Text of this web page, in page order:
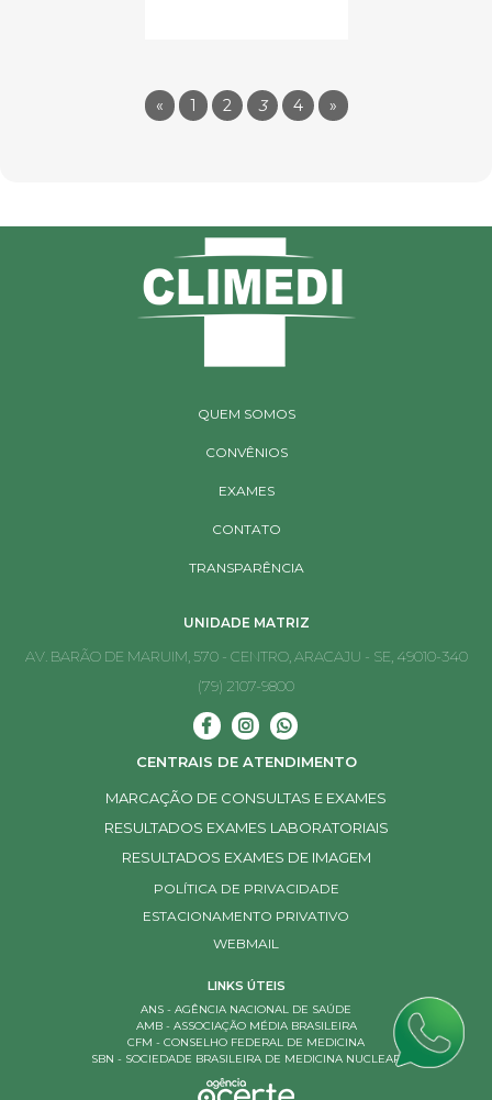
« 1 2 3 4 »
QUEM SOMOS
CONVÊNIOS
EXAMES
CONTATO
TRANSPARÊNCIA
UNIDADE MATRIZ
AV. BARÃO DE MARUIM, 570 - CENTRO, ARACAJU - SE, 49010-340
(79) 2107-9800
CENTRAIS DE ATENDIMENTO
MARCAÇÃO DE CONSULTAS E EXAMES
RESULTADOS EXAMES LABORATORIAIS
RESULTADOS EXAMES DE IMAGEM
POLÍTICA DE PRIVACIDADE
ESTACIONAMENTO PRIVATIVO
WEBMAIL
LINKS ÚTEIS
ANS - AGÊNCIA NACIONAL DE SAÚDE
AMB - ASSOCIAÇÃO MÉDIA BRASILEIRA
CFM - CONSELHO FEDERAL DE MEDICINA
SBN - SOCIEDADE BRASILEIRA DE MEDICINA NUCLEAR